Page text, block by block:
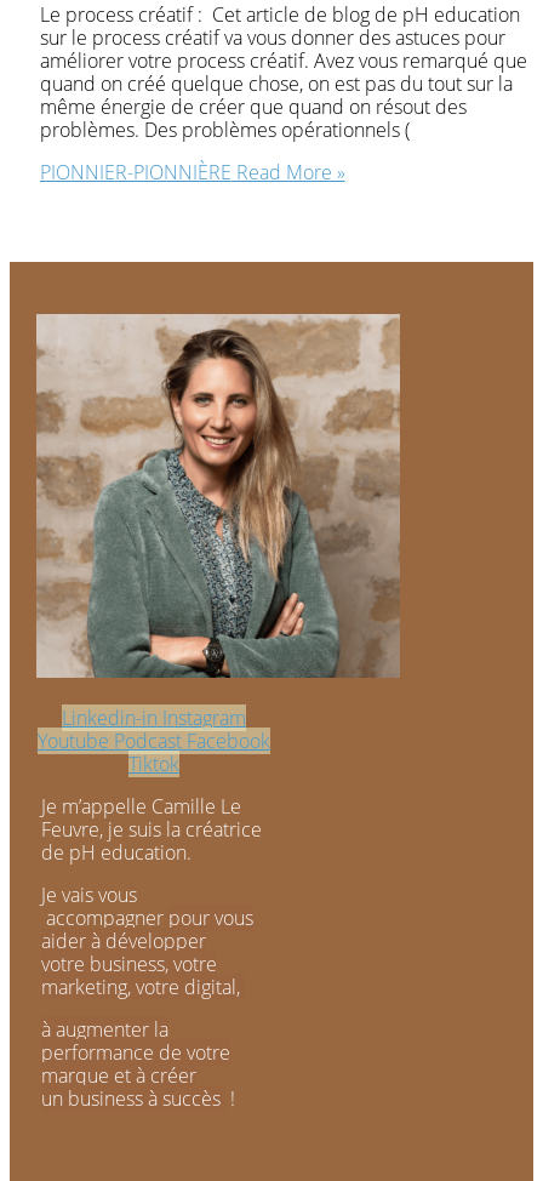
Le process créatif : Cet article de blog de pH education
sur le process créatif va vous donner des astuces pour
améliorer votre process créatif. Avez vous remarqué que
quand on créé quelque chose, on est pas du tout sur la
même énergie de créer que quand on résout des
problèmes. Des problèmes opérationnels (
PIONNIER-PIONNIÈRE Read More »
Linkedin-in Instagram
Youtube Podcast Facebook
Tiktok
Je m’appelle Camille Le
Feuvre, je suis la créatrice
de pH education.
Je vais vous
accompagner pour vous
aider à développer
votre business,votre
marketing,votre digital,
à augmenter la
performance de votre
marque et à créer
un business à succès !